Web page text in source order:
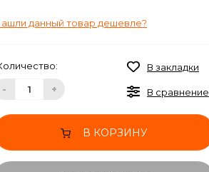
данный товар дешевле?
- +
В закладки
В сравнение
В КОРЗИНУ